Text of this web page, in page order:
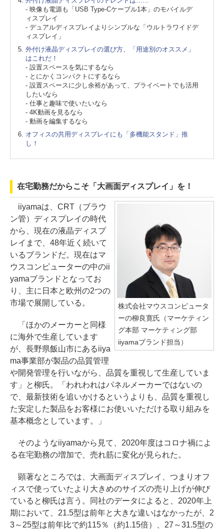
- 映像も電源も「USB Type-Cケーブル1本」のモバイルデ
ィスプレイ
- デュアルディスプレイよりシンプルな「ウルトラワイドデ
ィスプレイ」
外付け液晶ディスプレイの選び方、「用途別のオススメ」
はこれだ！
- 設置スペースを気にするなら
- とにかくコンパクトにするなら
- 設置スペースに少し余裕があって、プライベートでも活用
したいなら
- 仕事と趣味で使いたいなら
- 4K動画を見るなら
- 動画を編集するなら
オフィスの共用ディスプレイにも「多機能スタンド」推
し！
在宅勤務だからこそ「大画面ディスプレイ」を！
株式会社マウスコンピュータ
ーの柳良寛氏（マーケティン
グ本部 マーケティング部
iiyamaブランド担当）
iiyamaは、CRT（ブラウ
ン管）ディスプレイの時代
から、現在の液晶ディスプ
レイまで、48年近く続いて
いるブランドだ。現在はマ
ウスコンピューターの中のii
yamaブランドとなってお
り、主に日本と欧州の2つの
市場で展開している。
「ほかのメーカーと同様
に海外で生産しています
が、長野県飯山市にあるiiya
ma事業部が製品の品質管理
や開発管理を行いながら、品質を重視して生産していま
す」と柳氏。「われわれはパネルメーカーではないの
で、最新技術を追いかけるというよりも、品質を重視し
た安定した製品をお客様にお使いいただける取り組みを
基本概念としています。」
そのようなiiyamaから見て、2020年度はコロナ禍によ
る在宅勤務の増加で、売れ筋に変化が見られた。
顕著なところでは、大画面ディスプレイ、つまりオフ
ィスで使っていたより大きめのサイズの売り上げが伸び
ていると柳氏は言う。同社のデータによると、2020年上
期において、21.5型は前年と大きな違いはなかったが、2
3～25型は前年比で約115％（約1.15倍）、27～31.5型の